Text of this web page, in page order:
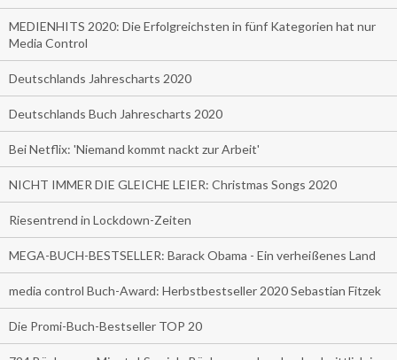
MEDIENHITS 2020: Die Erfolgreichsten in fünf Kategorien hat nur
Media Control
Deutschlands Jahrescharts 2020
Deutschlands Buch Jahrescharts 2020
Bei Netflix: 'Niemand kommt nackt zur Arbeit'
NICHT IMMER DIE GLEICHE LEIER: Christmas Songs 2020
Riesentrend in Lockdown-Zeiten
MEGA-BUCH-BESTSELLER: Barack Obama - Ein verheißenes Land
media control Buch-Award: Herbstbestseller 2020 Sebastian Fitzek
Die Promi-Buch-Bestseller TOP 20